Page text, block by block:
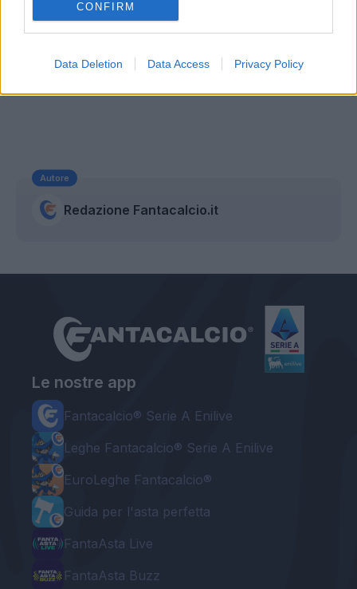
CONFIRM
Data Deletion Data Access Privacy Policy
Autore
Redazione Fantacalcio.it
Le nostre app
Fantacalcio® Serie A Enilive
Leghe Fantacalcio® Serie A Enilive
EuroLeghe Fantacalcio®
Guida per l'asta perfetta
FantaAsta Live
FantaAsta Buzz